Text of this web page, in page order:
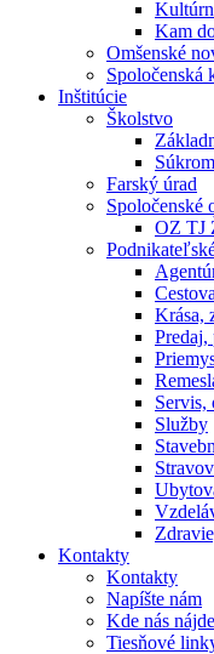
Kam
Omšenské
Spoločenská
Inštitúcie
Školstvo
Farský úrad
Spoločenské
OZ TJ
Krása,
Predaj,
Servis,
Služby
Kontakty
Kontakty
Napíšte nám
Kde nás
Tiesňové